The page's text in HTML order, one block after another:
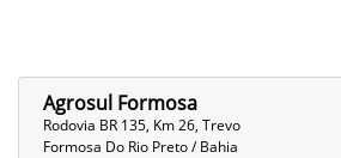
Agrosul Formosa
Rodovia BR 135, Km 26, Trevo
Formosa Do Rio Preto / Bahia